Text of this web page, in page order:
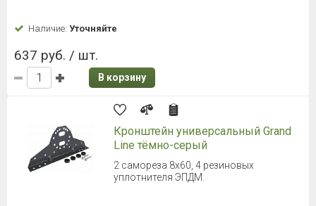
Наличие: Уточняйте
637 руб. / шт.
В корзину
Кронштейн универсальный Grand
Line тёмно-серый
2 самореза 8х60, 4 резиновых
уплотнителя ЭПДМ.